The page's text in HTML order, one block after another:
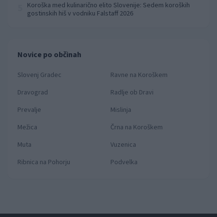
Koroška med kulinarično elito Slovenije: Sedem koroških
gostinskih hiš v vodniku Falstaff 2026
Novice po občinah
Slovenj Gradec
Ravne na Koroškem
Dravograd
Radlje ob Dravi
Prevalje
Mislinja
Mežica
Črna na Koroškem
Muta
Vuzenica
Ribnica na Pohorju
Podvelka